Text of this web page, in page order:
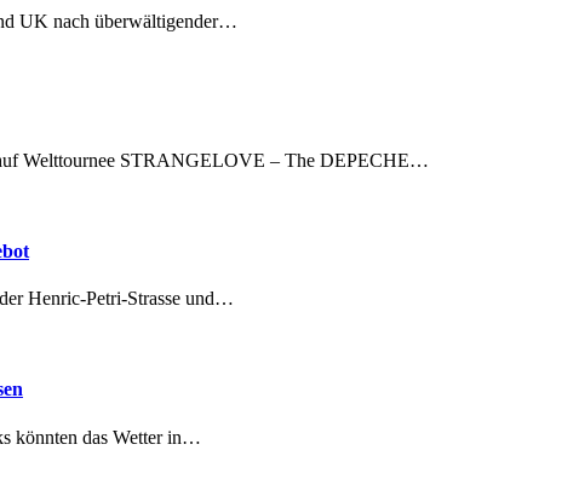
UK nach überwältigender…
Welttournee STRANGELOVE – The DEPECHE…
Henric-Petri-Strasse und…
könnten das Wetter in…